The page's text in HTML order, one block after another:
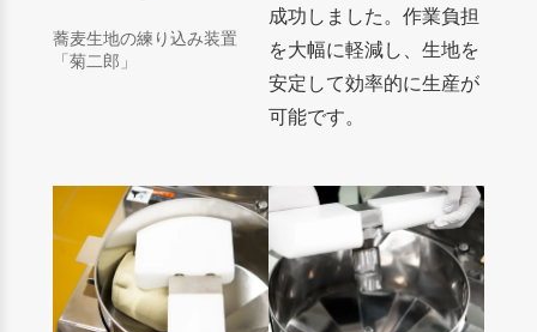
蕎麦生地の練り込み装置
「菊二郎」
成功しました。 作業負担
を大幅に軽減し、 生地を
安定して効率的に生産が
可能です。